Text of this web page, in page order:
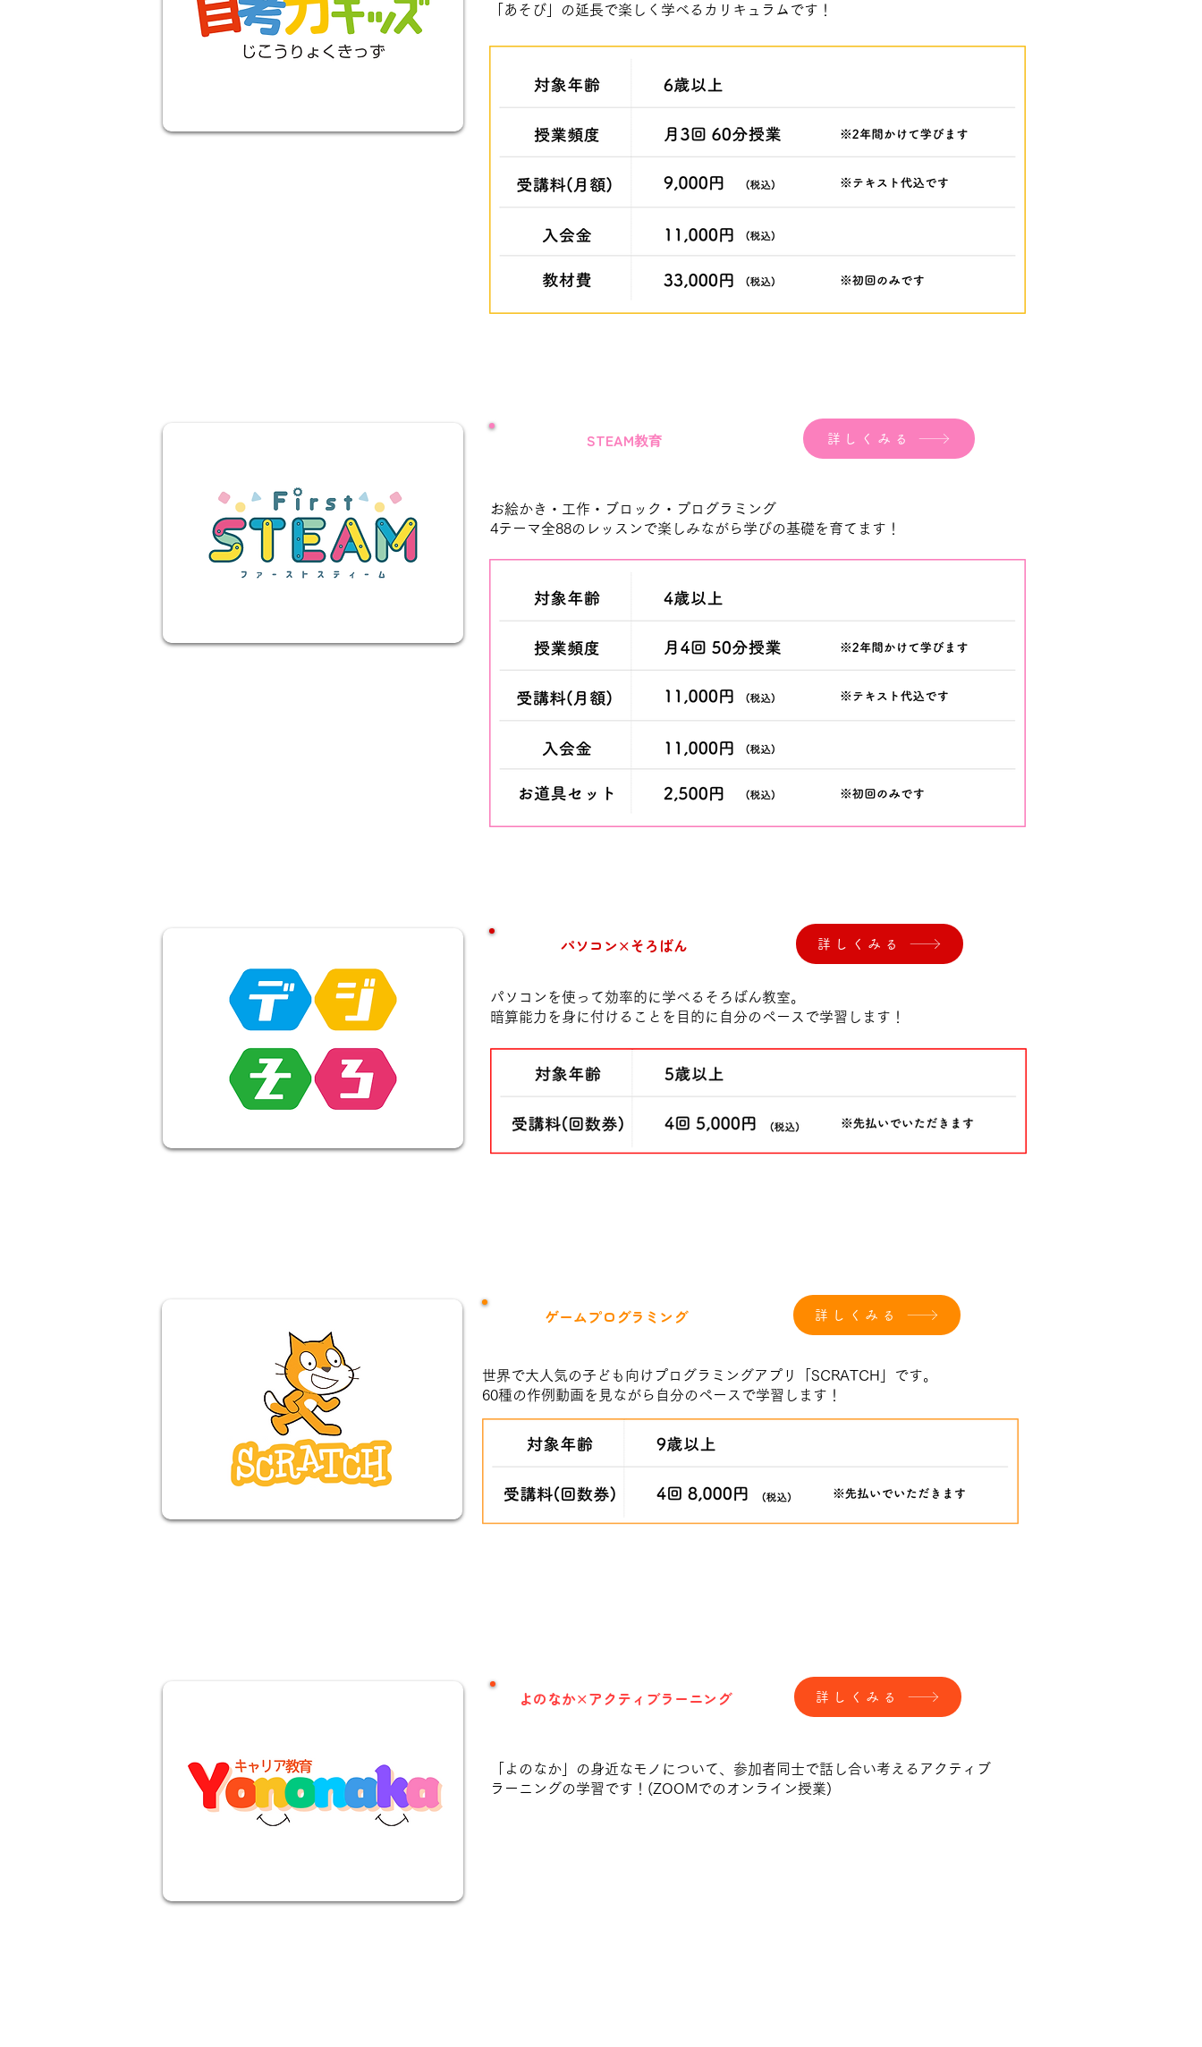
「あそび」の延長で楽しく学べるカリキュラムです！
STEAM教育 詳しくみる
お絵かき・工作・ブロック・プログラミング
4テーマ全88のレッスンで楽しみながら学びの基礎を育てます！
パソコン×そろばん 詳しくみる
パソコンを使って効率的に学べるそろばん教室。
暗算能力を身に付けることを目的に自分のペースで学習します！
ゲームプログラミング 詳しくみる
世界で大人気の子ども向けプログラミングアプリ「SCRATCH」です。
60種の作例動画を見ながら自分のペースで学習します！
​よのなか×アクティブラーニング 詳しくみる
「よのなか」の身近なモノについて、参加者同士で話し合い考えるアクティブ
ラーニングの学習です！(ZOOMでのオンライン授業)